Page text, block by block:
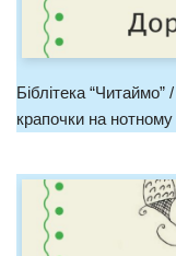
Біблітека
крапочки на